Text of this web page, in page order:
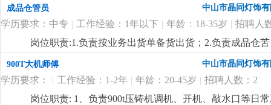
用具的保管与保养；负责品质部文件的保管完善。二、
学历，懂电脑基本操作；3、2年以上成品检验相关工作
iqc/ipqc/oqc品质控制知识，熟练操作相关测试设备；5
iso及质量管理体系。更详细...
成品仓管员 中山市晶同灯饰
学历要求：中专 | 工作经验：1年以下 | 年龄：18-35岁 | 招聘人
岗位职责:1.负责按业务出货单备货出货；2.负责成品仓
女不限，中专及以上学历，18-35岁2.对数据敏感，有
详细...
900T大机师傅 中山市晶同灯饰
学历要求： | 工作经验：1-2年 | 年龄：20-45岁 | 招聘人数：2
岗位职责: 1、负责900t压铸机调机、开机、敲水口等日